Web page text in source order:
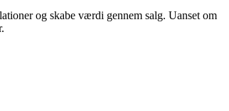
og skabe værdi gennem salg. Uanset om